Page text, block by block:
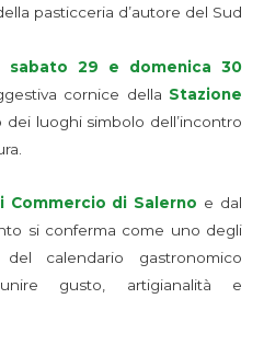
pasticceria d’autore del Sud
sabato 29 e domenica 30
cornice della Stazione
dei luoghi simbolo dell’incontro
Commercio di Salerno e dal
si conferma come uno degli
calendario gastronomico
gusto, artigianalità e